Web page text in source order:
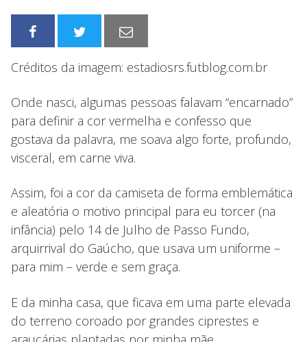
Créditos da imagem: estadiosrs.futblog.com.br
Onde nasci, algumas pessoas falavam “encarnado”
para definir a cor vermelha e confesso que
gostava da palavra, me soava algo forte, profundo,
visceral, em carne viva.
Assim, foi a cor da camiseta de forma emblemática
e aleatória o motivo principal para eu torcer (na
infância) pelo 14 de Julho de Passo Fundo,
arquirrival do Gaúcho, que usava um uniforme –
para mim – verde e sem graça.
E da minha casa, que ficava em uma parte elevada
do terreno coroado por grandes ciprestes e